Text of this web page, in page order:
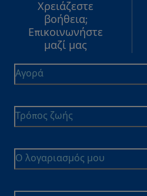
Χρειάζεστε
βοήθεια;
Επικοινωνήστε
μαζί μας
Αγορά
Τρόπος ζωής
Ο λογαριασμός μου